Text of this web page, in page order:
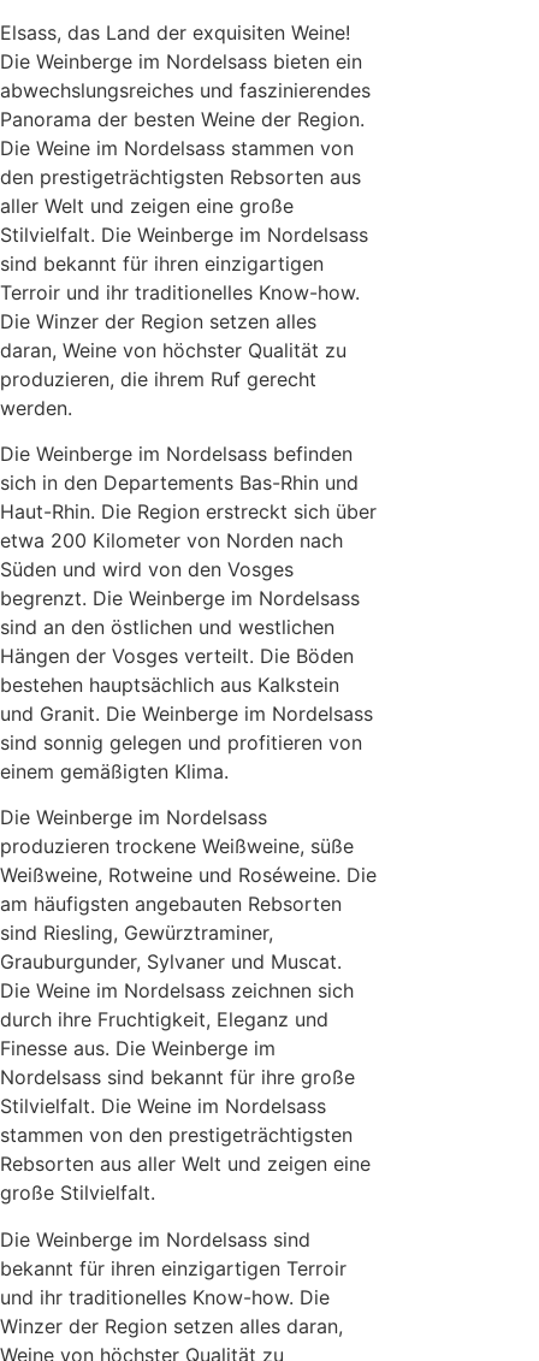
Elsass, das Land der exquisiten Weine!
Die Weinberge im Nordelsass bieten ein
abwechslungsreiches und faszinierendes
Panorama der besten Weine der Region.
Die Weine im Nordelsass stammen von
den prestigeträchtigsten Rebsorten aus
aller Welt und zeigen eine große
Stilvielfalt. Die Weinberge im Nordelsass
sind bekannt für ihren einzigartigen
Terroir und ihr traditionelles Know-how.
Die Winzer der Region setzen alles
daran, Weine von höchster Qualität zu
produzieren, die ihrem Ruf gerecht
werden.
Die Weinberge im Nordelsass befinden
sich in den Departements Bas-Rhin und
Haut-Rhin. Die Region erstreckt sich über
etwa 200 Kilometer von Norden nach
Süden und wird von den Vosges
begrenzt. Die Weinberge im Nordelsass
sind an den östlichen und westlichen
Hängen der Vosges verteilt. Die Böden
bestehen hauptsächlich aus Kalkstein
und Granit. Die Weinberge im Nordelsass
sind sonnig gelegen und profitieren von
einem gemäßigten Klima.
Die Weinberge im Nordelsass
produzieren trockene Weißweine, süße
Weißweine, Rotweine und Roséweine. Die
am häufigsten angebauten Rebsorten
sind Riesling, Gewürztraminer,
Grauburgunder, Sylvaner und Muscat.
Die Weine im Nordelsass zeichnen sich
durch ihre Fruchtigkeit, Eleganz und
Finesse aus. Die Weinberge im
Nordelsass sind bekannt für ihre große
Stilvielfalt. Die Weine im Nordelsass
stammen von den prestigeträchtigsten
Rebsorten aus aller Welt und zeigen eine
große Stilvielfalt.
Die Weinberge im Nordelsass sind
bekannt für ihren einzigartigen Terroir
und ihr traditionelles Know-how. Die
Winzer der Region setzen alles daran,
Weine von höchster Qualität zu